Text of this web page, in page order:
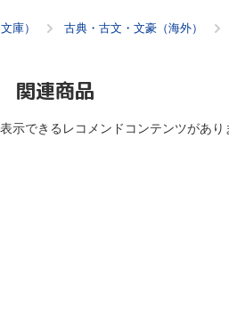
庫） 古典・古文・文豪（海外）
関連商品
表示できるレコメンドコンテンツがあり